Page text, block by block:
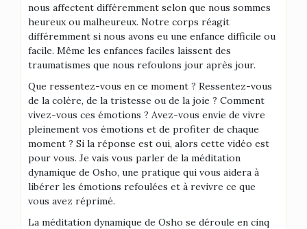
nous affectent différemment selon que nous sommes
heureux ou malheureux. Notre corps réagit
différemment si nous avons eu une enfance difficile ou
facile. Même les enfances faciles laissent des
traumatismes que nous refoulons jour après jour.
Que ressentez-vous en ce moment ? Ressentez-vous
de la colère, de la tristesse ou de la joie ? Comment
vivez-vous ces émotions ? Avez-vous envie de vivre
pleinement vos émotions et de profiter de chaque
moment ? Si la réponse est oui, alors cette vidéo est
pour vous. Je vais vous parler de la méditation
dynamique de Osho, une pratique qui vous aidera à
libérer les émotions refoulées et à revivre ce que
vous avez réprimé.
La méditation dynamique de Osho se déroule en cinq